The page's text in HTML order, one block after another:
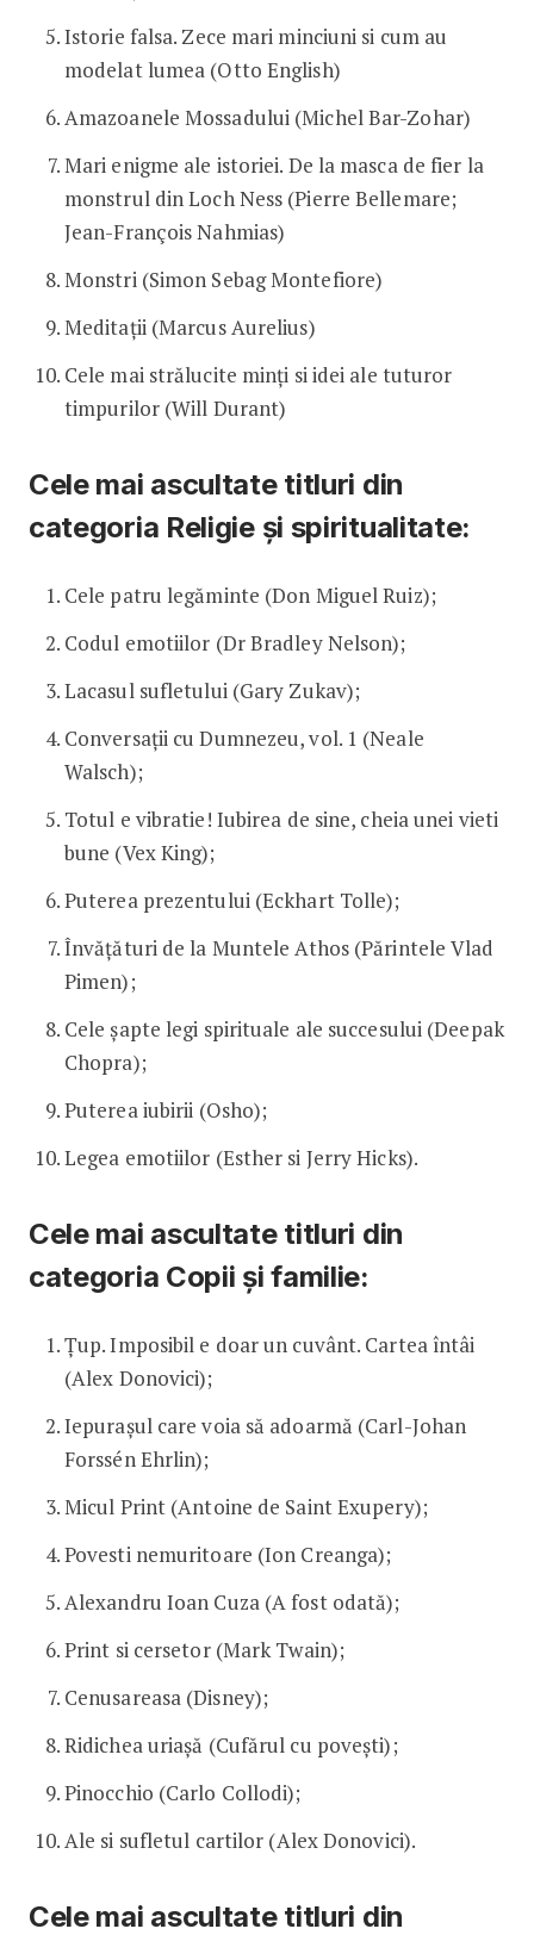
Istorie falsa. Zece mari minciuni si cum au
modelat lumea (Otto English)
Amazoanele Mossadului (Michel Bar-Zohar)
Mari enigme ale istoriei. De la masca de fier la
monstrul din Loch Ness (Pierre Bellemare;
Jean-François Nahmias)
Monstri (Simon Sebag Montefiore)
Meditații (Marcus Aurelius)
Cele mai strălucite minți si idei ale tuturor
timpurilor (Will Durant)
Cele mai ascultate titluri din
categoria Religie și spiritualitate:
Cele patru legăminte (Don Miguel Ruiz);
Codul emotiilor (Dr Bradley Nelson);
Lacasul sufletului (Gary Zukav);
Conversații cu Dumnezeu, vol. 1 (Neale
Walsch);
Totul e vibratie! Iubirea de sine, cheia unei vieti
bune (Vex King);
Puterea prezentului (Eckhart Tolle);
Învățături de la Muntele Athos (Părintele Vlad
Pimen);
Cele șapte legi spirituale ale succesului (Deepak
Chopra);
Puterea iubirii (Osho);
Legea emotiilor (Esther si Jerry Hicks).
Cele mai ascultate titluri din
categoria Copii și familie:
Țup. Imposibil e doar un cuvânt. Cartea întâi
(Alex Donovici);
Iepurașul care voia să adoarmă (Carl-Johan
Forssén Ehrlin);
Micul Print (Antoine de Saint Exupery);
Povesti nemuritoare (Ion Creanga);
Alexandru Ioan Cuza (A fost odată);
Print si cersetor (Mark Twain);
Cenusareasa (Disney);
Ridichea uriașă (Cufărul cu povești);
Pinocchio (Carlo Collodi);
Ale si sufletul cartilor (Alex Donovici).
Cele mai ascultate titluri din